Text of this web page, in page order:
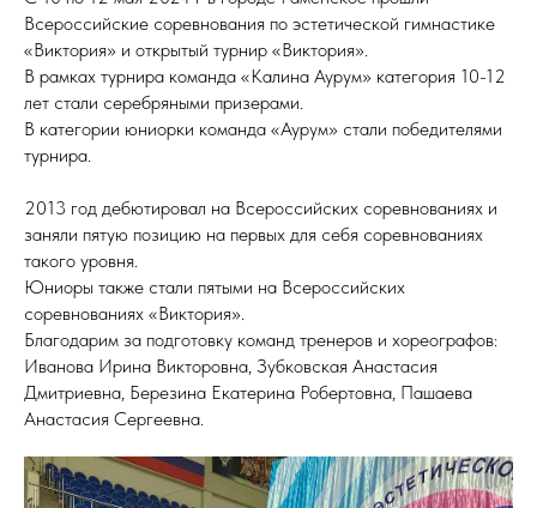
Всероссийские соревнования по эстетической гимнастике
«Виктория» и открытый турнир «Виктория».
В рамках турнира команда «Калина Аурум» категория 10-12
лет стали серебряными призерами.
В категории юниорки команда «Аурум» стали победителями
турнира.
2013 год дебютировал на Всероссийских соревнованиях и
заняли пятую позицию на первых для себя соревнованиях
такого уровня.
Юниоры также стали пятыми на Всероссийских
соревнованиях «Виктория».
Благодарим за подготовку команд тренеров и хореографов:
Иванова Ирина Викторовна, Зубковская Анастасия
Дмитриевна, Березина Екатерина Робертовна, Пашаева
Анастасия Сергеевна.